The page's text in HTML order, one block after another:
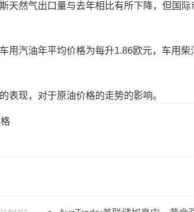
然气出口量与去年相比有所下降，但国际
汽油年平均价格为每升1.86欧元，车用柴
现，对于原油价格的走势的影响。